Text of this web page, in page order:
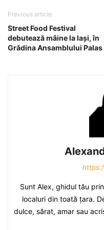
Previous article
Street Food Festival
debutează mâine la Iaşi, în
Grădina Ansamblului Palas
Sunt Alex, ghidul tău
localuri din toată ţara.
dulce, sărat, amar sau